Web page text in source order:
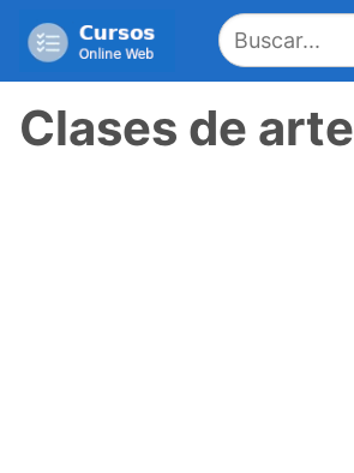
Clases de arte